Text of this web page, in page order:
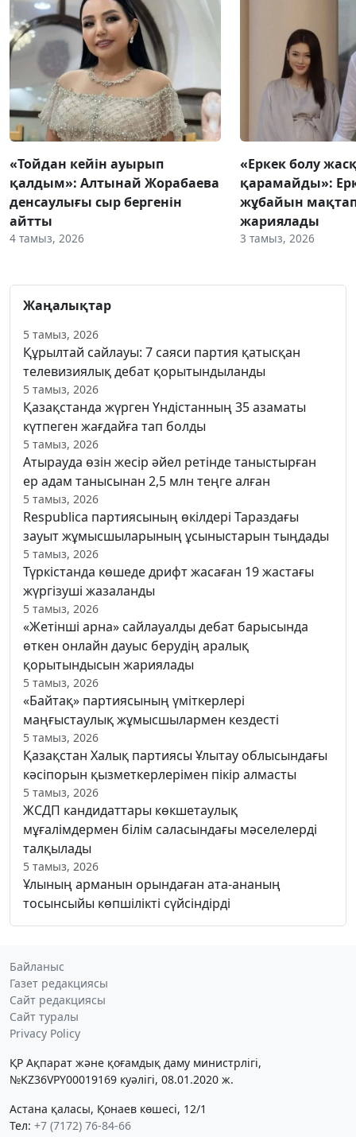
«Тойдан кейін ауырып
қалдым»: Алтынай Жорабаева
денсаулығы сыр бергенін
айтты
4 тамыз, 2026
«Еркек болу
қарамайды»:
жұбайын
жариялады
3 тамыз, 2026
Жаңалықтар
5 тамыз, 2026
Құрылтай сайлауы: 7 саяси партия қатысқан
телевизиялық дебат қорытындыланды
5 тамыз, 2026
Қазақстанда жүрген Үндістанның 35 азаматы
күтпеген жағдайға тап болды
5 тамыз, 2026
Атырауда өзін жесір әйел ретінде таныстырған
ер адам танысынан 2,5 млн теңге алған
5 тамыз, 2026
Respublica партиясының өкілдері Тараздағы
зауыт жұмысшыларының ұсыныстарын тыңдады
5 тамыз, 2026
Түркістанда көшеде дрифт жасаған 19 жастағы
жүргізуші жазаланды
5 тамыз, 2026
«Жетінші арна» сайлауалды дебат барысында
өткен онлайн дауыс берудің аралық
қорытындысын жариялады
5 тамыз, 2026
«Байтақ» партиясының үміткерлері
маңғыстаулық жұмысшылармен кездесті
5 тамыз, 2026
Қазақстан Халық партиясы Ұлытау облысындағы
кәсіпорын қызметкерлерімен пікір алмасты
5 тамыз, 2026
ЖСДП кандидаттары көкшетаулық
мұғалімдермен білім саласындағы мәселелерді
талқылады
5 тамыз, 2026
Ұлының арманын орындаған ата-ананың
тосынсыйы көпшілікті сүйсіндірді
Байланыс
Газет редакциясы
Сайт редакциясы
Сайт туралы
Privacy Policy
ҚР Ақпарат және қоғамдық даму министрлігі,
№KZ36VPY00019169 куәлігі, 08.01.2020 ж.
Астана қаласы, Қонаев көшесі, 12/1
Тел: +7 (7172) 76-84-66